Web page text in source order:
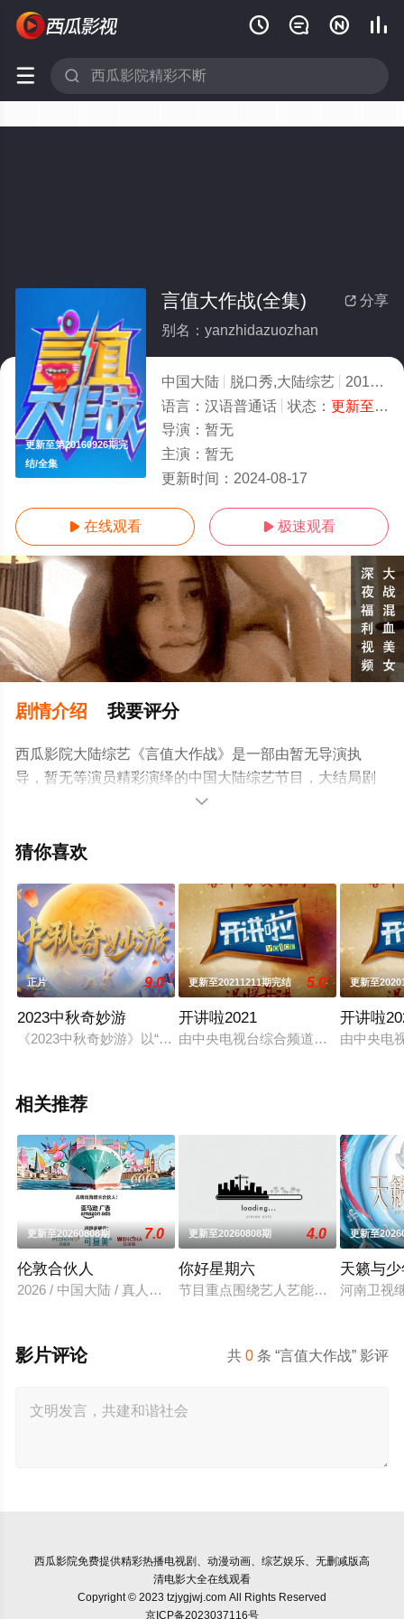
   
 
更新至第20160926期完
结/全集
 分享
言值大作战(全集)
别名：yanzhidazuozhan
中国大陆 脱口秀,大陆综艺 2016
语言： 汉语普通话 状态： 更新至第20160926期完结
导演： 暂无
主演： 暂无
更新时间： 2024-08-17
 在线观看  极速观看
剧情介绍 我要评分
西瓜影院大陆综艺《言值大作战》是一部由暂无导演执
导，暂无等演员精彩演绎的中国大陆综艺节目，大结局剧
情已揭晓（更新至第20160926期完结），手机免费观看高
移步至豆瓣综艺、电视猫或剧情网等平台了解。

猜你喜欢
正片 9.0
2023中秋奇妙游
《2023中秋奇妙游》以“月”为引，回归本真，旨在开启一场不
更新至20211211期完结 5.0
开讲啦2021
由中央电视台综合频道（CCTV-1）
更新至
开讲啦
由中央电
相关推荐
更新至20260808期 7.0
伦敦合伙人
2026 / 中国大陆 / 真人秀,大陆综艺
更新至20260808期 4.0
你好星期六
节目重点围绕艺人艺能的全面深度挖
更新至
天籁与
河南卫视
共0 条 “言值大作战” 影评
影片评论
西瓜影院免费提供精彩热播电视剧、动漫动画、综艺娱乐、无删减版高
清电影大全在线观看
Copyright © 2023 tzjygjwj.com All Rights Reserved
京ICP备2023037116号